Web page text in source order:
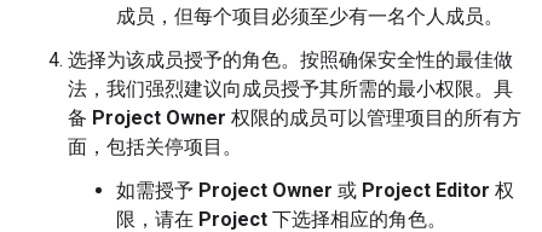
成员，但每个项目必须至少有一名个人成员。
选择为该成员授予的角色。按照确保安全性的最佳做
法，我们强烈建议向成员授予其所需的最小权限。具
备 Project Owner 权限的成员可以管理项目的所有方
面，包括关停项目。
如需授予 Project Owner 或 Project Editor 权
限，请在 Project 下选择相应的角色。